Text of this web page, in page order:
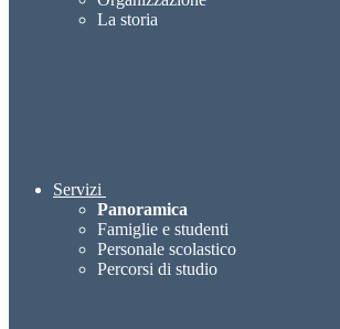
La storia
Servizi
Panoramica
Famiglie e studenti
Personale scolastico
Percorsi di studio